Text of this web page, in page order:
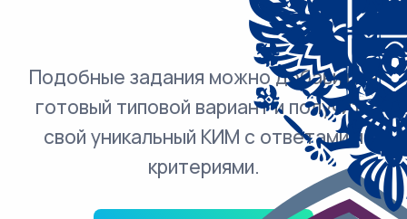
Подобные задания можно добавить в
готовый типовой вариант и получить
свой уникальный КИМ с ответами и
критериями.